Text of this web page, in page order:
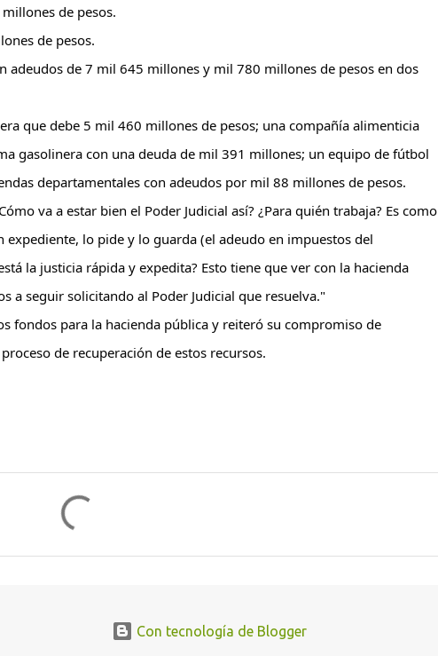
de pesos.
de pesos.
adeudos de 7 mil 645 millones y mil 780 millones de pesos en dos
que debe 5 mil 460 millones de pesos; una compañía alimenticia
gasolinera con una deuda de mil 391 millones; un equipo de fútbol
departamentales con adeudos por mil 88 millones de pesos.
va a estar bien el Poder Judicial así? ¿Para quién trabaja? Es como
lo pide y lo guarda (el adeudo en impuestos del
la justicia rápida y expedita? Esto tiene que ver con la hacienda
a seguir solicitando al Poder Judicial que resuelva."
fondos para la hacienda pública y reiteró su compromiso de
de recuperación de estos recursos.
Con tecnología de Blogger